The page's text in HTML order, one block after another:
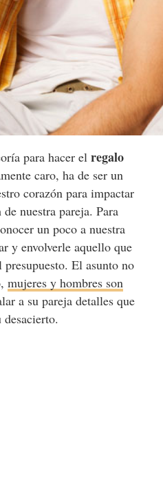
para hacer el regalo
caro, ha de ser un
corazón para impactar
nuestra pareja. Para
un poco a nuestra
y envolverle aquello que
presupuesto. El asunto no
mujeres y hombres son
a su pareja detalles que